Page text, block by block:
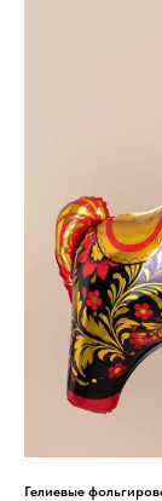
Гелиевые